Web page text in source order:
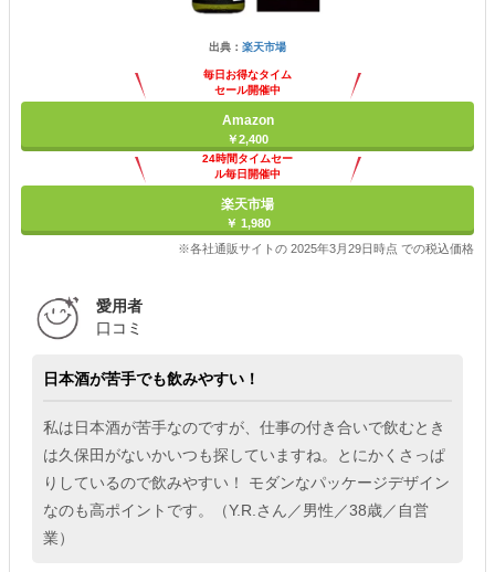
出典： 楽天市場
毎日お得なタイム
セール開催中
Amazon
￥2,400
24時間タイムセー
ル毎日開催中
楽天市場
￥ 1,980
※各社通販サイトの 2025年3月29日時点 での税込価格
愛用者
口コミ
日本酒が苦手でも飲みやすい！
私は日本酒が苦手なのですが、仕事の付き合いで飲むとき
は久保田がないかいつも探していますね。とにかくさっぱ
りしているので飲みやすい！ モダンなパッケージデザイン
なのも高ポイントです。（Y.R.さん／男性／38歳／自営
業）